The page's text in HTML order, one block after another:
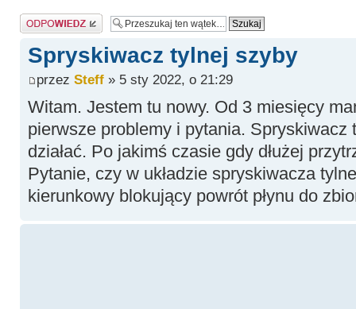
Odpowiedz
Spryskiwacz tylnej szyby
przez Steff» 5 sty 2022, o 21:29
Witam. Jestem tu nowy. Od 3 miesięcy
pierwsze problemy i pytania. Spryskiwacz
działać. Po jakimś czasie gdy dłużej
Pytanie, czy w układzie spryskiwacza
kierunkowy blokujący powrót płynu do